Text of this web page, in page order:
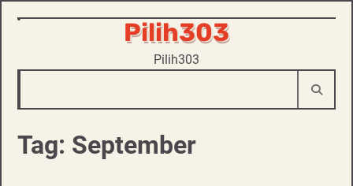
Skip
Pilih303
Pilih303
Tag: September